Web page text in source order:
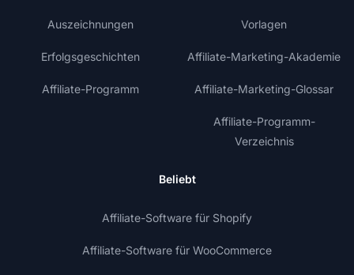
Auszeichnungen
Erfolgsgeschichten
Affiliate-Programm
Vorlagen
Affiliate-Marketing-Akademie
Affiliate-Marketing-Glossar
Affiliate-Programm-
Verzeichnis
Beliebt
Affiliate-Software für Shopify
Affiliate-Software für WooCommerce